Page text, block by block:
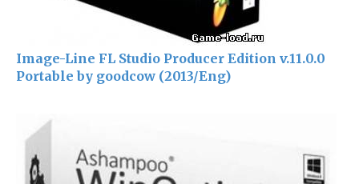
Image-Line FL Studio Producer Edition v.11.0.0
Portable by goodcow (2013/Eng)